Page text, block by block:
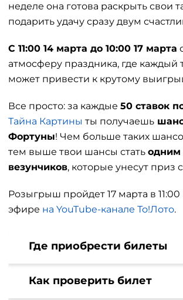
неделе она готова раскрыть свои
подарить удачу сразу двум
С 11:00 14 марта до 10:00 17 марта
атмосферу праздника, где каждый
может привести к крутому
Все просто: за каждые 50 ставок
Тайна Картины ты получаешь
Фортуны! Чем больше таких
тем выше твои шансы стать одним
везунчиков, которые унесут приз
Розыгрыш пройдет 17 марта в
эфире на YouTube-канале То!Лото.
Где приобрести билеты
Как проверить билет